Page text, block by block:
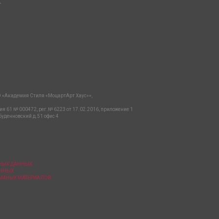
Стиля «МоцартАрт Хаус»»,
61 № 000472, рег.№ 6223 от 17.02.2016, приложение 1
д.51 офис 4
ДАННЫХ
МАТЕРИАЛОВ